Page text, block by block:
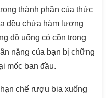
thành phần của thức
đều chứa hàm lượng
đồ uống có cồn trong
nặng của bạn bị chững
mốc ban đầu.
chế rượu bia xuống